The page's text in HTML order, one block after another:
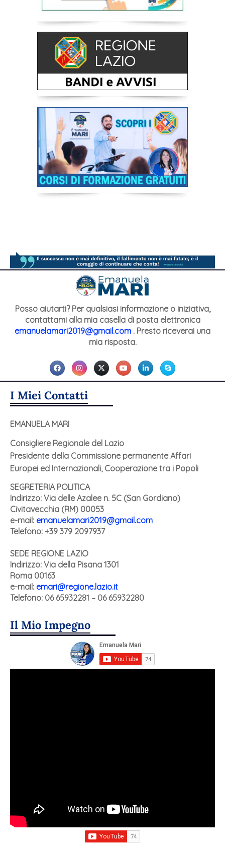
Posso aiutarti? Per qualsiasi informazione o iniziativa,
contattami alla mia casella di posta elettronica
emanuelamari2019@gmail.com . Presto riceverai una
mia risposta.
I Miei Contatti
EMANUELA MARI
Consigliere Regionale del Lazio
Presidente della Commissione permanente Affari
Europei ed Internazionali, Cooperazione tra i Popoli
SEGRETERIA POLITICA
Indirizzo: Via delle Azalee n. 5C (San Gordiano)
Civitavecchia (RM) 00053
e-mail: emanuelamari2019@gmail.com
Telefono: +39 379 2097937
SEDE REGIONE LAZIO
Indirizzo: Via della Pisana 1301
Roma 00163
e-mail: emari@regione.lazio.it
Telefono: 06 65932281 – 06 65932280
Il Mio Impegno